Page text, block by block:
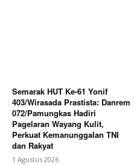
Semarak HUT Ke-61 Yonif
403/Wirasada Prastista: Danrem
072/Pamungkas Hadiri
Pagelaran Wayang Kulit,
Perkuat Kemanunggalan TNI
dan Rakyat
1 Agustus 2026